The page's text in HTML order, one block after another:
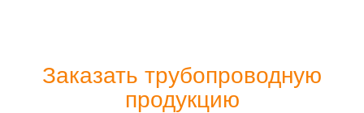
Заказать трубопроводную
продукцию